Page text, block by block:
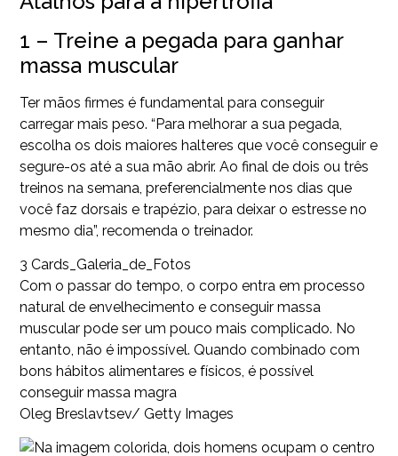
1 – Treine a pegada para ganhar
massa muscular
Ter mãos firmes é fundamental para conseguir
carregar mais peso. “Para melhorar a sua pegada,
escolha os dois maiores halteres que você conseguir e
segure-os até a sua mão abrir. Ao final de dois ou três
treinos na semana, preferencialmente nos dias que
você faz dorsais e trapézio, para deixar o estresse no
mesmo dia”, recomenda o treinador.
3 Cards_Galeria_de_Fotos
Com o passar do tempo, o corpo entra em processo
natural de envelhecimento e conseguir massa
muscular pode ser um pouco mais complicado. No
entanto, não é impossível. Quando combinado com
bons hábitos alimentares e físicos, é possível
conseguir massa magra
Oleg Breslavtsev/ Getty Images